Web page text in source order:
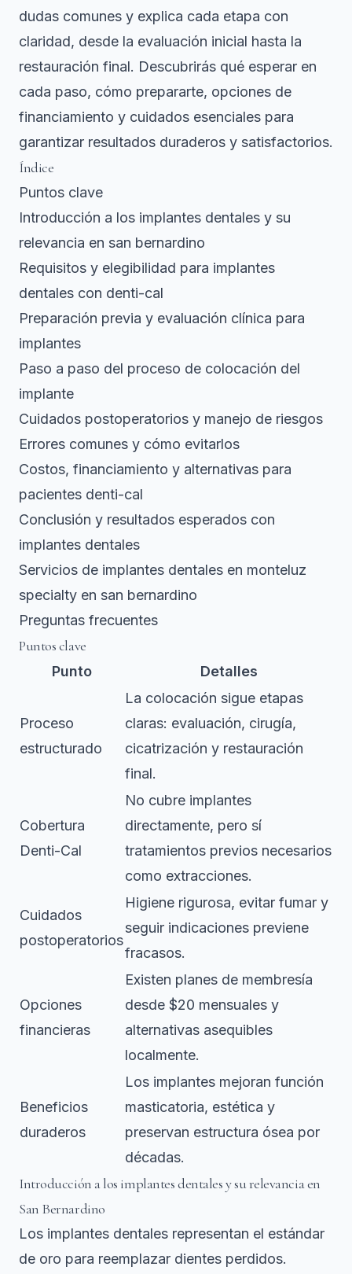
dudas comunes y explica cada etapa con
claridad, desde la evaluación inicial hasta la
restauración final. Descubrirás qué esperar en
cada paso, cómo prepararte, opciones de
financiamiento y cuidados esenciales para
garantizar resultados duraderos y satisfactorios.
Índice
Puntos clave
Introducción a los implantes dentales y su
relevancia en san bernardino
Requisitos y elegibilidad para implantes
dentales con denti-cal
Preparación previa y evaluación clínica para
implantes
Paso a paso del proceso de colocación del
implante
Cuidados postoperatorios y manejo de riesgos
Errores comunes y cómo evitarlos
Costos, financiamiento y alternativas para
pacientes denti-cal
Conclusión y resultados esperados con
implantes dentales
Servicios de implantes dentales en monteluz
specialty en san bernardino
Preguntas frecuentes
Puntos clave
Punto Detalles
Proceso
estructurado
La colocación sigue etapas
claras: evaluación, cirugía,
cicatrización y restauración
final.
Cobertura
Denti-Cal
No cubre implantes
directamente, pero sí
tratamientos previos necesarios
como extracciones.
Cuidados
postoperatorios
Higiene rigurosa, evitar fumar y
seguir indicaciones previene
fracasos.
Opciones
financieras
Existen planes de membresía
desde $20 mensuales y
alternativas asequibles
localmente.
Beneficios
duraderos
Los implantes mejoran función
masticatoria, estética y
preservan estructura ósea por
décadas.
Introducción a los implantes dentales y su relevancia en
San Bernardino
Los implantes dentales representan el estándar
de oro para reemplazar dientes perdidos.